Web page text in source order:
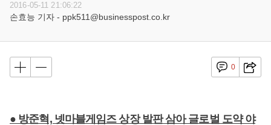
2016-05-11 21:06:22
손효능 기자 - ppk511@businesspost.co.kr
0
● 방준혁, 넷마블게임즈 상장 발판 삼아 글로벌 도약 야